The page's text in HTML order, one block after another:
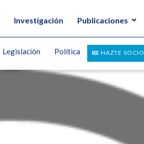
Investigación Publicaciones
HAZTE SOCIO
Legislación Política